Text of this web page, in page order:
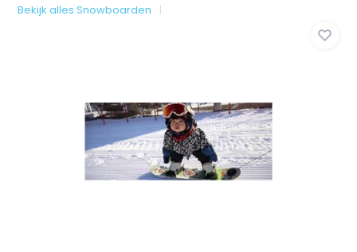
Bekijk alles Snowboarden